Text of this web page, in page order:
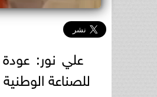
علي نور: عودة
للصناعة الوطنية